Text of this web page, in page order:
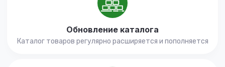
Обновление каталога
Каталог товаров регулярно расширяется и пополняется